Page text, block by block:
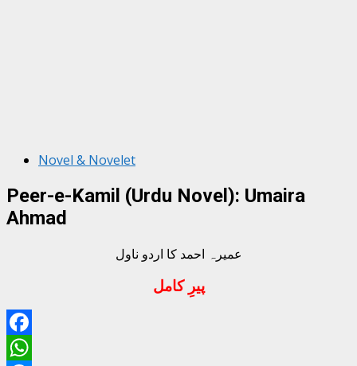
Novel & Novelet
Peer-e-Kamil (Urdu Novel): Umaira
Ahmad
عمیرہ احمد کا اردو ناول
پیرِ کامل
Facebook